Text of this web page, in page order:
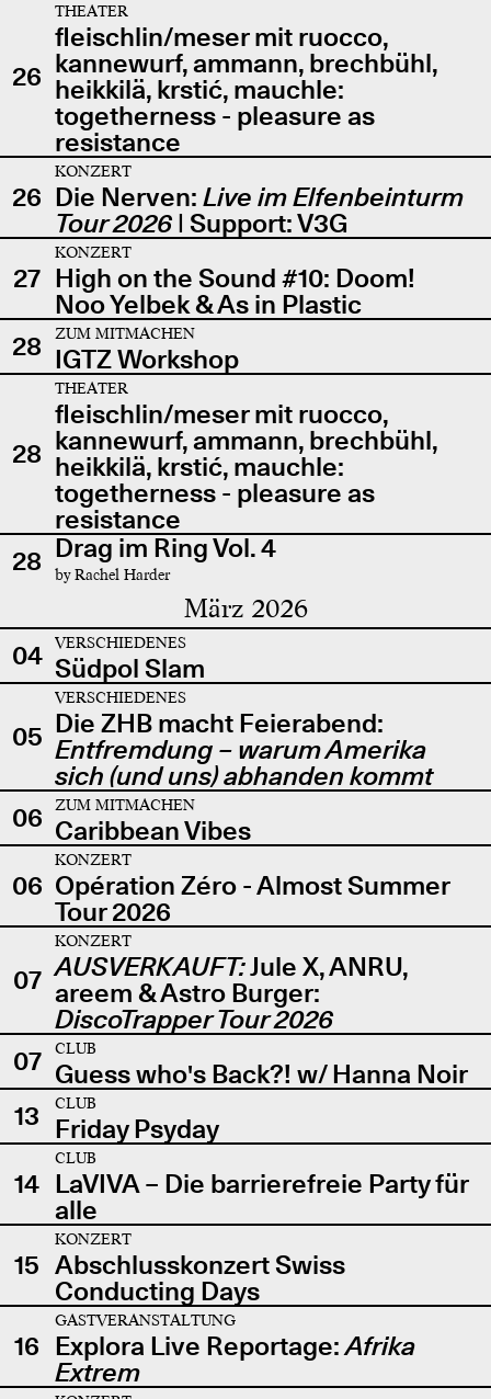
26
THEATER
fleischlin/meser mit ruocco,
kannewurf, ammann, brechbühl,
heikkilä, krstić, mauchle:
togetherness - pleasure as
resistance
26
KONZERT
Die Nerven: Live im Elfenbeinturm
Tour 2026| Support: V3G
27
KONZERT
High on the Sound #10: Doom!
Noo Yelbek & As in Plastic
28
ZUM MITMACHEN
IGTZ Workshop
28
THEATER
fleischlin/meser mit ruocco,
kannewurf, ammann, brechbühl,
heikkilä, krstić, mauchle:
togetherness - pleasure as
resistance
28 Drag im Ring Vol. 4
by Rachel Harder
März 2026
04 VERSCHIEDENES
Südpol Slam
05
VERSCHIEDENES
Die ZHB macht Feierabend:
Entfremdung – warum Amerika
sich (und uns) abhanden kommt
06
ZUM MITMACHEN
Caribbean Vibes
06
KONZERT
Opération Zéro - Almost Summer
Tour 2026
07
KONZERT
AUSVERKAUFT:Jule X, ANRU,
areem & Astro Burger:
DiscoTrapper Tour 2026
07
CLUB
Guess who's Back?! w/ Hanna Noir
13
CLUB
Friday Psyday
14
CLUB
LaVIVA – Die barrierefreie Party für
alle
15
KONZERT
Abschlusskonzert Swiss
Conducting Days
16
GASTVERANSTALTUNG
Explora Live Reportage:Afrika
Extrem